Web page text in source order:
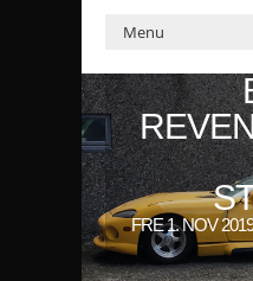
FRE 1. NOV